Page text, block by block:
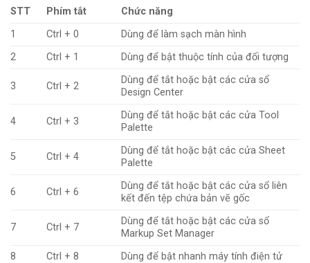
STT Phím tắt
Chức năng
1
Ctrl + 0
Dùng để làm sạch màn hình
2
Ctrl + 1 Dùng để bật thuộc tính của đối tượng
3 Ctrl + 2
Dùng để tắt hoặc bật các cửa sổ
Design Center
4 Ctrl + 3
Dùng để tắt hoặc bật các cửa Tool
Palette
5 Ctrl + 4
Dùng để tắt hoặc bật các cửa Sheet
Palette
6 Ctrl + 6
Dùng để tắt hoặc bật các cửa sổ liên
kết đến tệp chứa bản vẽ gốc
7 Ctrl + 7
Dùng để tắt hoặc bật các cửa sổ
Markup Set Manager
8
Ctrl + 8 Dùng để bật nhanh máy tính điện tử